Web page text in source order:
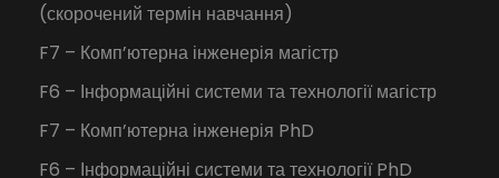
(скорочений термін навчання)
F7 – Комп’ютерна інженерія магістр
F6 – Інформаційні системи та технології магістр
F7 – Комп’ютерна інженерія PhD
F6 – Інформаційні системи та технології PhD